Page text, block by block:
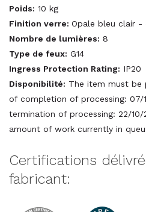
Poids: 10 kg
Finition verre: Opale bleu clair -
Nombre de lumières: 8
Type de feux: G14
Ingress Protection Rating: IP20
Disponibilité: The item must be
of completion of processing: 07/
termination of processing: 22/
amount of work currently in
Certifications
fabricant: